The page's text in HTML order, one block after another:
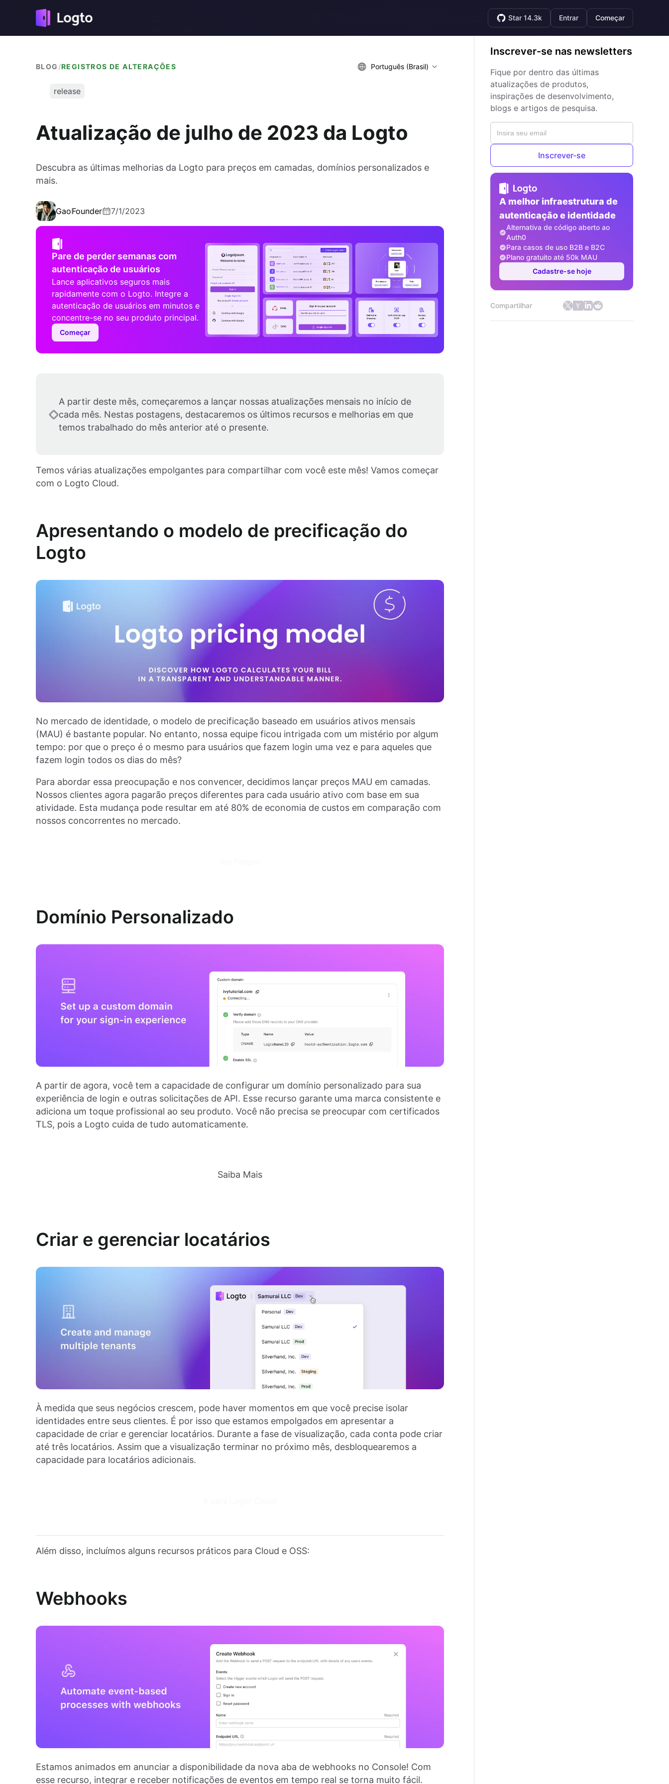
Star 14.3k Entrar Começar
BLOG /REGISTROS DE ALTERAÇÕES Português (Brasil)
release
Atualização de julho de 2023 da Logto
Descubra as últimas melhorias da Logto para preços em camadas, domínios personalizados e
mais.
GaoFounder 7/1/2023
Pare de perder semanas com
autenticação de usuários
Lance aplicativos seguros mais
rapidamente com o Logto. Integre a
autenticação de usuários em minutos e
concentre-se no seu produto principal.
Começar
A partir deste mês, começaremos a lançar nossas atualizações mensais no início de
cada mês. Nestas postagens, destacaremos os últimos recursos e melhorias em que
temos trabalhado do mês anterior até o presente.
Temos várias atualizações empolgantes para compartilhar com você este mês! Vamos começar
com o Logto Cloud.
Apresentando o modelo de precificação do
Logto
No mercado de identidade, o modelo de precificação baseado em usuários ativos mensais
(MAU) é bastante popular. No entanto, nossa equipe ficou intrigada com um mistério por algum
tempo: por que o preço é o mesmo para usuários que fazem login uma vez e para aqueles que
fazem login todos os dias do mês?
Para abordar essa preocupação e nos convencer, decidimos lançar preços MAU em camadas.
Nossos clientes agora pagarão preços diferentes para cada usuário ativo com base em sua
atividade. Esta mudança pode resultar em até 80% de economia de custos em comparação com
nossos concorrentes no mercado.
Domínio Personalizado
A partir de agora, você tem a capacidade de configurar um domínio personalizado para sua
experiência de login e outras solicitações de API. Esse recurso garante uma marca consistente e
adiciona um toque profissional ao seu produto. Você não precisa se preocupar com certificados
TLS, pois a Logto cuida de tudo automaticamente.
Saiba Mais
Criar e gerenciar locatários
À medida que seus negócios crescem, pode haver momentos em que você precise isolar
identidades entre seus clientes. É por isso que estamos empolgados em apresentar a
capacidade de criar e gerenciar locatários. Durante a fase de visualização, cada conta pode criar
até três locatários. Assim que a visualização terminar no próximo mês, desbloquearemos a
capacidade para locatários adicionais.
Além disso, incluímos alguns recursos práticos para Cloud e OSS:
Webhooks
Estamos animados em anunciar a disponibilidade da nova aba de webhooks no Console! Com
esse recurso, integrar e receber notificações de eventos em tempo real se torna muito fácil.
Inscrever-se nas newsletters
Fique por dentro das últimas
atualizações de produtos,
inspirações de desenvolvimento,
blogs e artigos de pesquisa.
Inscrever-se
A melhor infraestrutura de
autenticação e identidade
Alternativa de código aberto ao
Auth0
Para casos de uso B2B e B2C
Plano gratuito até 50k MAU
Cadastre-se hoje
Compartilhar